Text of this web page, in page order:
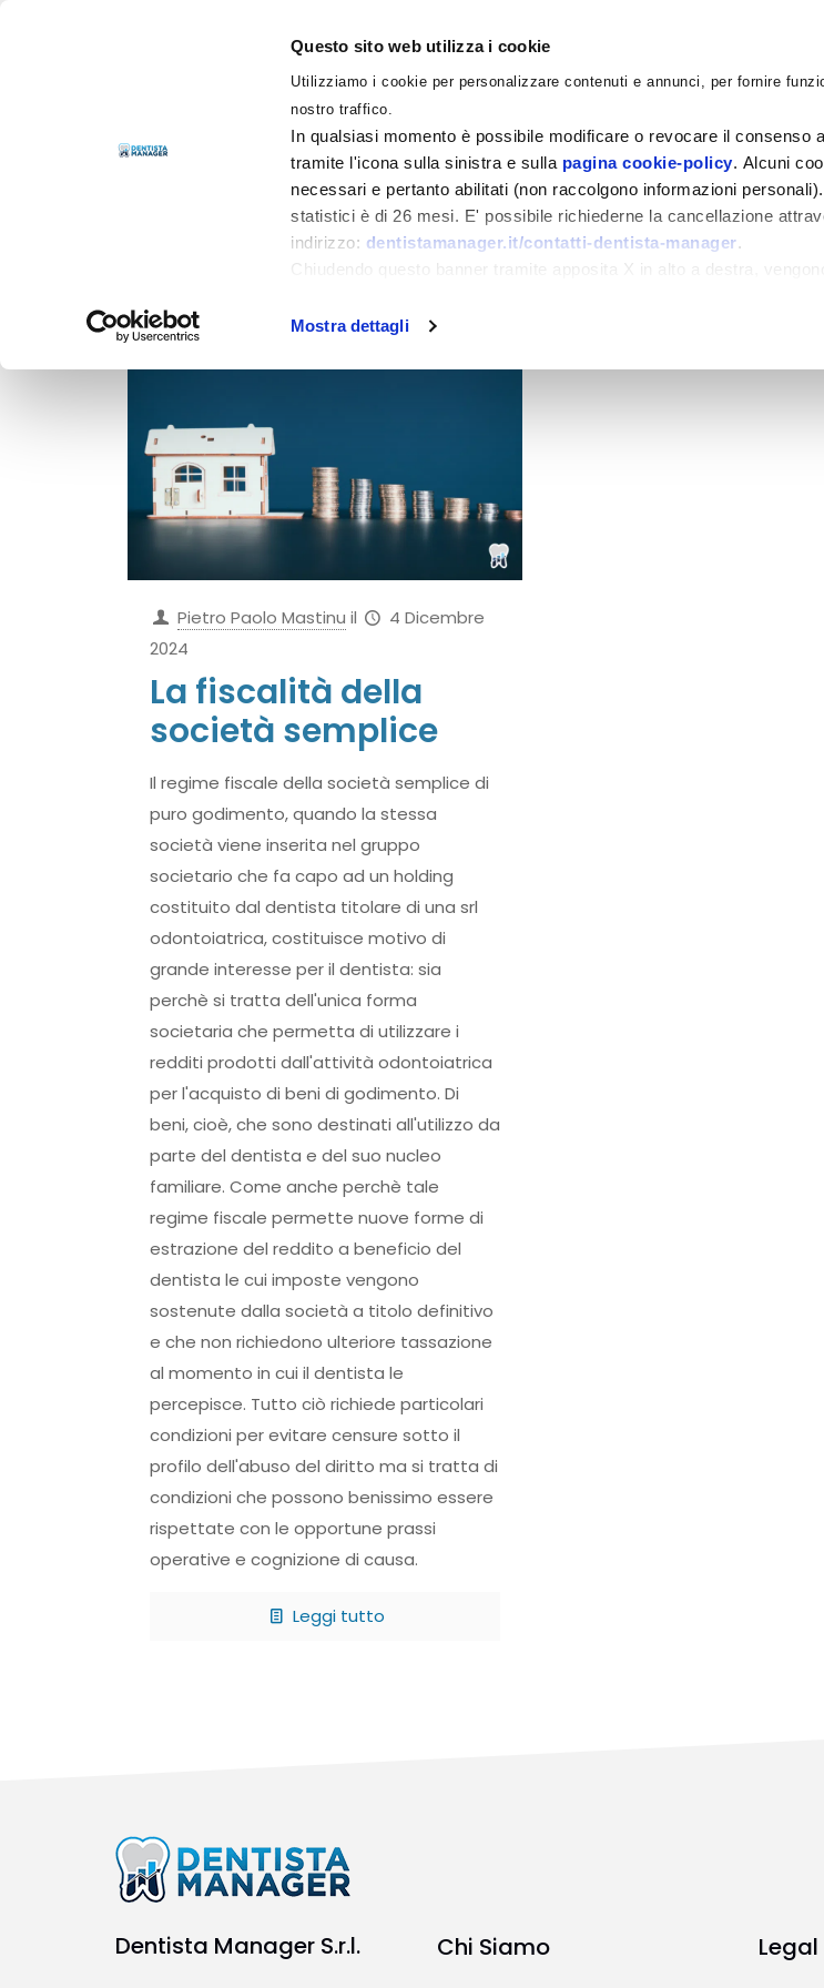
Questo sito web utilizza i cookie
Utilizziamo i cookie per personalizzare contenuti e annunci, per fornire
nostro traffico.
In qualsiasi momento è possibile modificare o revocare il consenso
tramite l'icona sulla sinistra e sulla pagina cookie-policy. Alcuni
necessari e pertanto abilitati (non raccolgono informazioni
statistici è di 26 mesi. E' possibile richiederne la cancellazione
indirizzo: dentistamanager.it/contatti-dentista-manager.
Chiudendo questo banner tramite apposita X in alto a destra,
Mostra dettagli
Categorie
Pietro Paolo Mastinu il
4 Dicembre
2024
La fiscalità della
società semplice
Il regime fiscale della società semplice di
puro godimento, quando la stessa
società viene inserita nel gruppo
societario che fa capo ad un holding
costituito dal dentista titolare di una srl
odontoiatrica, costituisce motivo di
grande interesse per il dentista: sia
perchè si tratta dell'unica forma
societaria che permetta di utilizzare i
redditi prodotti dall'attività odontoiatrica
per l'acquisto di beni di godimento. Di
beni, cioè, che sono destinati all'utilizzo da
parte del dentista e del suo nucleo
familiare. Come anche perchè tale
regime fiscale permette nuove forme di
estrazione del reddito a beneficio del
dentista le cui imposte vengono
sostenute dalla società a titolo definitivo
e che non richiedono ulteriore tassazione
al momento in cui il dentista le
percepisce. Tutto ciò richiede particolari
condizioni per evitare censure sotto il
profilo dell'abuso del diritto ma si tratta di
condizioni che possono benissimo essere
rispettate con le opportune prassi
operative e cognizione di causa.
Leggi tutto
Dentista Manager S.r.l. Chi Siamo Legal